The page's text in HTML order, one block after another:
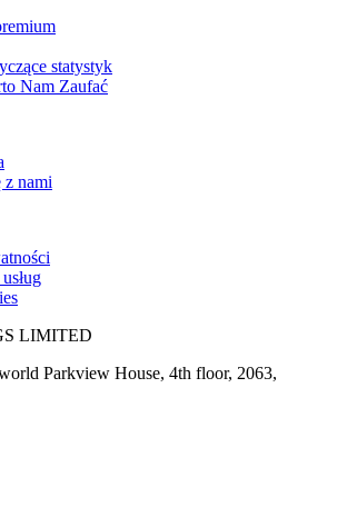
statystyk
Nam Zaufać
z nami
LIMITED
Parkview House, 4th floor, 2063,